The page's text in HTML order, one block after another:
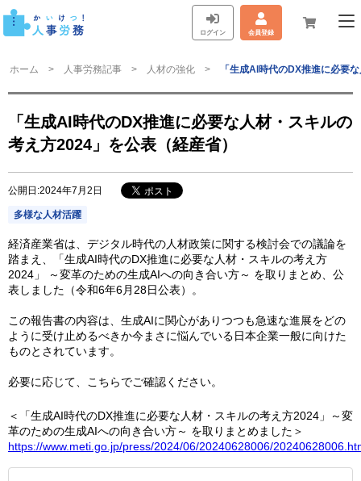
ログイン 会員登録
ホーム 人事労務記事 人材の強化 「生成AI時代のDX推進に必要
「生成AI時代のDX推進に必要な人材・スキルの
考え方2024」を公表（経産省）
公開日:2024年7月2日
多様な人材活躍
経済産業省は、デジタル時代の人材政策に関する検討会での議論を
踏まえ、「生成AI時代のDX推進に必要な人材・スキルの考え方
2024」 ～変革のための生成AIへの向き合い方～ を取りまとめ、公
表しました（令和6年6月28日公表）。
この報告書の内容は、生成AIに関心がありつつも急速な進展をどの
ように受け止めるべきか今まさに悩んでいる日本企業一般に向けた
ものとされています。
必要に応じて、こちらでご確認ください。
＜「生成AI時代のDX推進に必要な人材・スキルの考え方2024」～変
革のための生成AIへの向き合い方～ を取りまとめました＞
https://www.meti.go.jp/press/2024/06/20240628006/